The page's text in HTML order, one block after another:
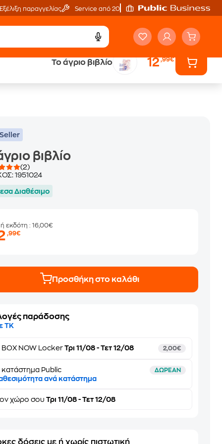
Εξέλιξη παραγγελίας Service από 20'
Το άγριο βιβλίο 12,99€
Έλα στον κόσμο
βιβλίο
(2)
1951024
Διαθέσιμο
εκδότη: 16,00€
,99€
Προσθήκη στο καλάθι
παράδοσης
ΤΚ
BOX NOW Locker Τρι 11/08 - Τετ 12/08 2,00€
κατάστημα Public ΔΩΡΕΑΝ
ανά κατάστημα
χώρο σου Τρι 11/08 - Τετ 12/08
δόσεις με ή χωρίς πιστωτική